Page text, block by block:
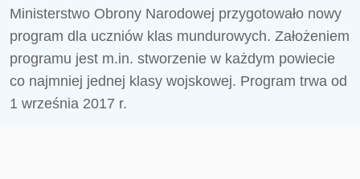
Ministerstwo Obrony Narodowej przygotowało nowy
program dla uczniów klas mundurowych. Założeniem
programu jest m.in. stworzenie w każdym powiecie
co najmniej jednej klasy wojskowej. Program trwa od
1 września 2017 r.